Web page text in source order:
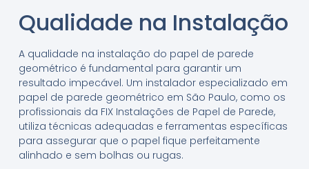
Qualidade na Instalação
A qualidade na instalação do papel de parede
geométrico é fundamental para garantir um
resultado impecável. Um instalador especializado em
papel de parede geométrico em São Paulo, como os
profissionais da FIX Instalações de Papel de Parede,
utiliza técnicas adequadas e ferramentas específicas
para assegurar que o papel fique perfeitamente
alinhado e sem bolhas ou rugas.